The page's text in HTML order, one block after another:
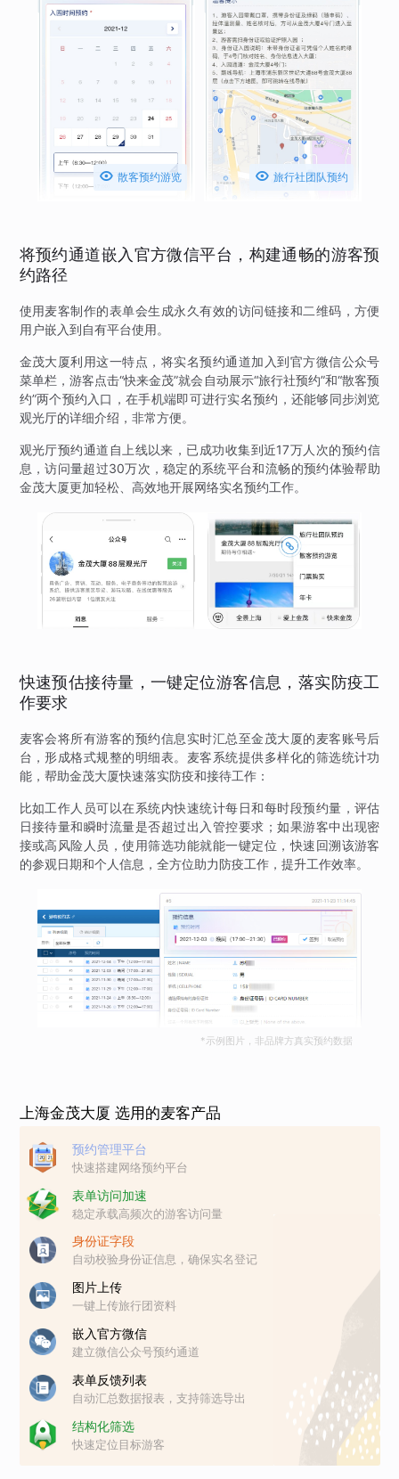
 散客预约游览  旅行社团队预约
将预约通道嵌入官方微信平台，构建通畅的游客预
约路径
使用麦客制作的表单会生成永久有效的访问链接和二维码，方便
用户嵌入到自有平台使用。
金茂大厦利用这一特点，将实名预约通道加入到官方微信公众号
菜单栏，游客点击“快来金茂”就会自动展示“旅行社预约”和“散客预
约”两个预约入口，在手机端即可进行实名预约，还能够同步浏览
观光厅的详细介绍，非常方便。
观光厅预约通道自上线以来，已成功收集到近17万人次的预约信
息，访问量超过30万次，稳定的系统平台和流畅的预约体验帮助
金茂大厦更加轻松、高效地开展网络实名预约工作。
快速预估接待量，一键定位游客信息，落实防疫工
作要求
麦客会将所有游客的预约信息实时汇总至金茂大厦的麦客账号后
台，形成格式规整的明细表。麦客系统提供多样化的筛选统计功
能，帮助金茂大厦快速落实防疫和接待工作：
比如工作人员可以在系统内快速统计每日和每时段预约量，评估
日接待量和瞬时流量是否超过出入管控要求；如果游客中出现密
接或高风险人员，使用筛选功能就能一键定位，快速回溯该游客
的参观日期和个人信息，全方位助力防疫工作，提升工作效率。
*示例图片，非品牌方真实预约数据
上海金茂大厦 选用的麦客产品
预约管理平台
快速搭建网络预约平台
表单访问加速
稳定承载高频次的游客访问量
身份证字段
自动校验身份证信息，确保实名登记
图片上传
一键上传旅行团资料
嵌入官方微信
建立微信公众号预约通道
表单反馈列表
自动汇总数据报表，支持筛选导出
结构化筛选
快速定位目标游客